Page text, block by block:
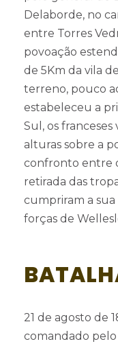
Delaborde, no
entre Torres
povoação
de 5Km da vila
terreno, pouco
estabeleceu a
Sul, os
alturas sobre a
confronto entre
retirada das
cumpriram a sua
forças de
21 de agosto de
comandado